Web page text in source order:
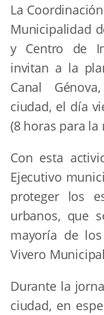
La
Municipalidad
y Centro de
invitan a la
Canal
ciudad, el día
(8 horas para la
Con esta
Ejecutivo
proteger los
urbanos, que
mayoría de
Vivero
Durante la
ciudad, en